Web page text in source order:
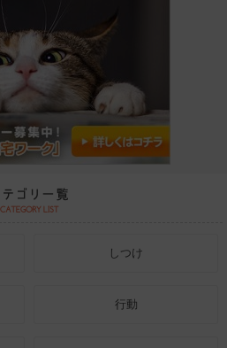
しつけ
行動